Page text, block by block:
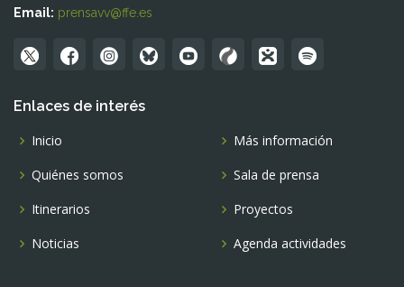
Email: prensavv@ffe.es
Enlaces de interés
Inicio
Quiénes somos
Itinerarios
Noticias
Más información
Sala de prensa
Proyectos
Agenda actividades